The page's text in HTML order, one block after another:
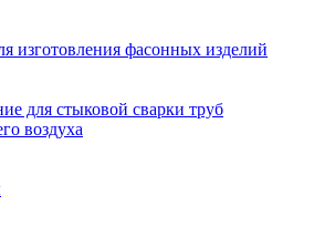
изготовления фасонных изделий
для стыковой сварки труб
воздуха